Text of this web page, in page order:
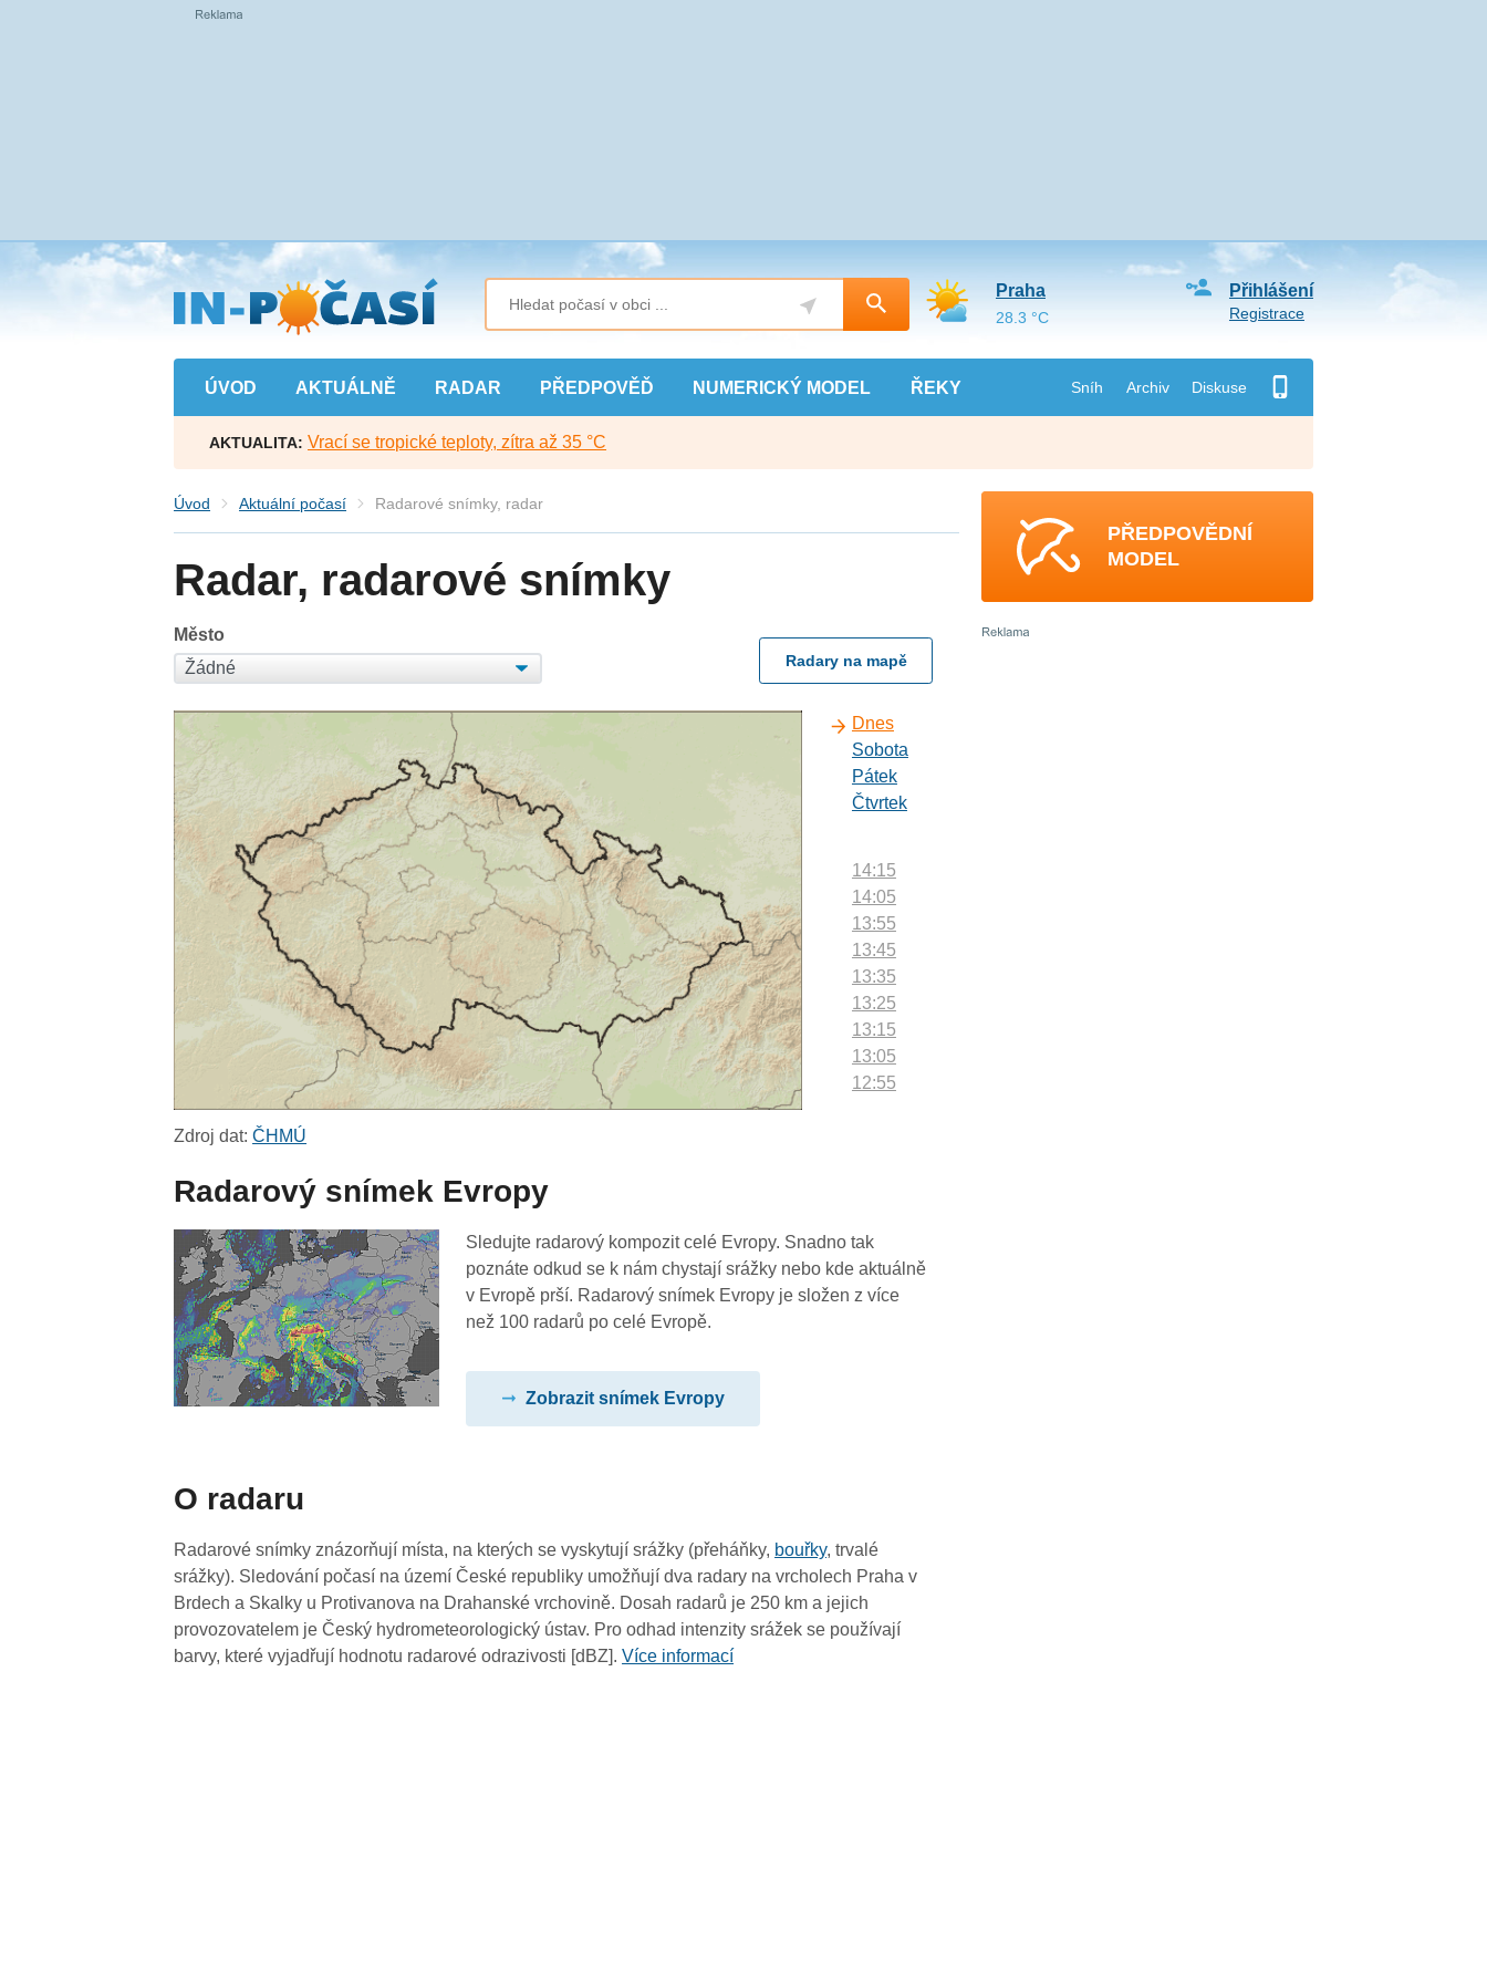
Přejít
na
hlavní
obsah
ÚVOD AKTUÁLNĚ RADAR PŘEDPOVĚĎ NUMERICKÝ MODEL ŘEKY Sníh Archiv Diskuse
Přihlášení
Registrace
Praha
28.3 °C
AKTUALITA: Vrací se tropické teploty, zítra až 35 °C
Úvod Aktuální počasí Radarové snímky, radar
Radar, radarové snímky
Město
Radary na mapě
Dnes
Sobota
Pátek
Čtvrtek
14:15
14:05
13:55
13:45
13:35
13:25
13:15
13:05
12:55
11:55
11:45
11:35
09:55
09:45
09:35
09:25
Zdroj dat:ČHMÚ
Radarový snímek Evropy
Sledujte radarový kompozit celé Evropy. Snadno tak
poznáte odkud se k nám chystají srážky nebo kde aktuálně
v Evropě prší. Radarový snímek Evropy je složen z více
než 100 radarů po celé Evropě.
Zobrazit snímek Evropy
O radaru
Radarové snímky znázorňují místa, na kterých se vyskytují srážky (přeháňky, bouřky, trvalé
srážky). Sledování počasí na území České republiky umožňují dva radary na vrcholech Praha v
Brdech a Skalky u Protivanova na Drahanské vrchovině. Dosah radarů je 250 km a jejich
provozovatelem je Český hydrometeorologický ústav. Pro odhad intenzity srážek se používají
barvy, které vyjadřují hodnotu radarové odrazivosti [dBZ].Více informací
PŘEDPOVĚDNÍ
MODEL